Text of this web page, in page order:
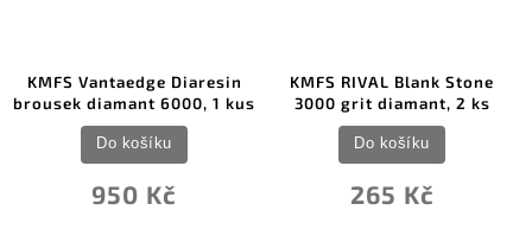
KMFS Vantaedge Diaresin
brousek diamant 6000, 1 kus
950 Kč
Do košíku
KMFS RIVAL Blank Stone
3000 grit diamant, 2 ks
265 Kč
Do košíku